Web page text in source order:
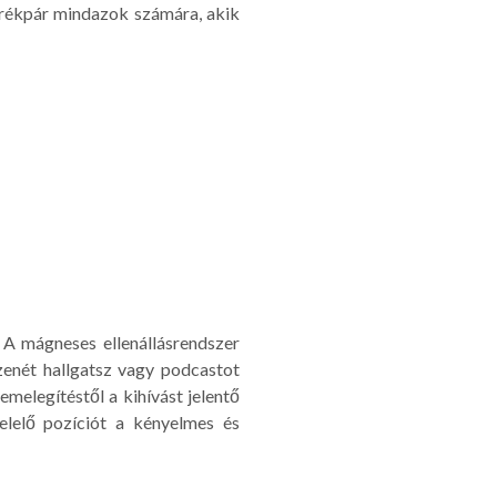
mindazok számára, akik
mágneses ellenállásrendszer
hallgatsz vagy podcastot
a kihívást jelentő
pozíciót a kényelmes és